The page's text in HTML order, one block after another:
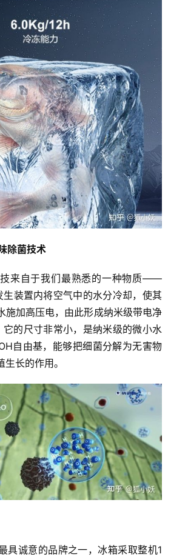
除菌技术
来自于我们最熟悉的一种物质——
装置内将空气中的水分冷却，使其
施加高压电，由此形成纳米级带电净
的尺寸非常小，是纳米级的微小水
自由基，能够把细菌分解为无害物
长的作用。
具诚意的品牌之一，冰箱采取整机1